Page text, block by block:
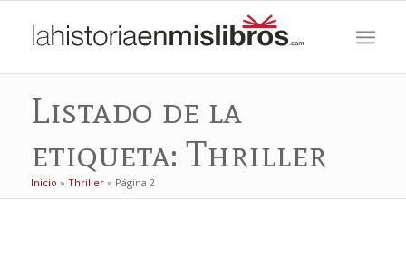
Listado de la
etiqueta: Thriller
Inicio » Thriller» Página 2